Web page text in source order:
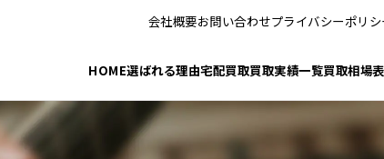
会社概要お問い合わせプライバシーポリシ
HOME選ばれる理由宅配買取買取実績一覧買取相場表